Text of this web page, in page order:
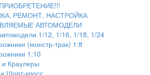
РЕМОНТ, НАСТРОЙКА
АВТОМОДЕЛИ
1/12, 1/16, 1/18, 1/24
(монстр-трак) 1:8
1:10
Краулеры
Шорт-кросс